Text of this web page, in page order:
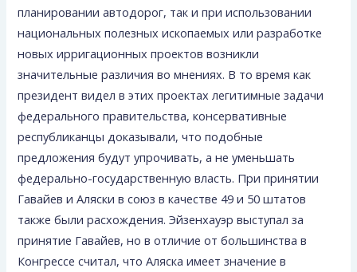
планировании автодорог, так и при использовании
национальных полезных ископае­мых или разработке
новых ирригационных проектов возникли
значительные различия во мнениях. В то время как
президент видел в этих проектах легитимные задачи
федерального правительства, консервативные
республи­канцы доказывали, что подобные
предложения будут упрочивать, а не уменьшать
федерально-государствен­ную власть. При принятии
Гавайев и Аляски в союз в качестве 49 и 50 штатов
также были расхождения. Эйзен­хауэр выступал за
принятие Гавайев, но в отличие от большинства в
Конгрессе считал, что Аляска имеет зна­чение в